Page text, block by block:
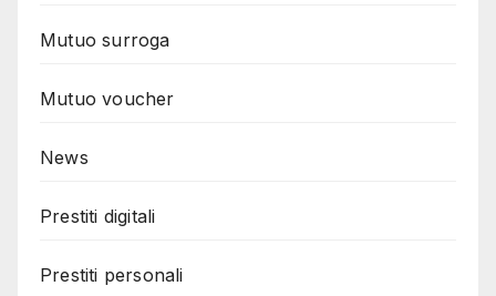
Mutuo surroga
Mutuo voucher
News
Prestiti digitali
Prestiti personali